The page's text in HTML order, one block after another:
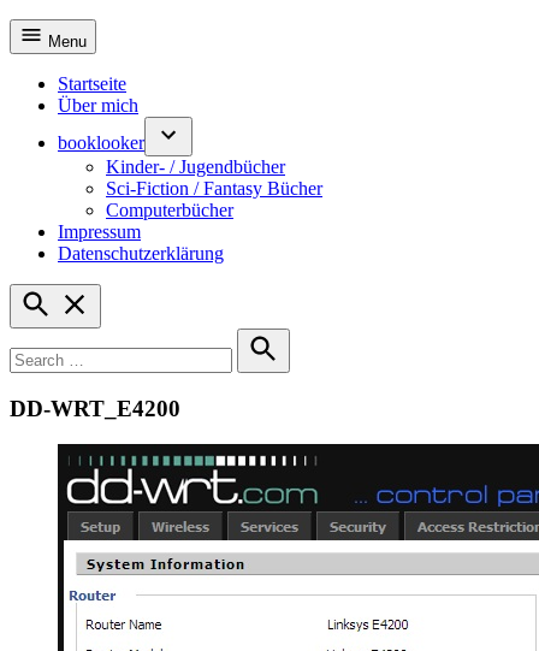
Menu
Startseite
Über mich
booklooker
Kinder- / Jugendbücher
Sci-Fiction / Fantasy Bücher
Computerbücher
Impressum
Datenschutzerklärung
Open
Search
for:
Search
DD-WRT_E4200